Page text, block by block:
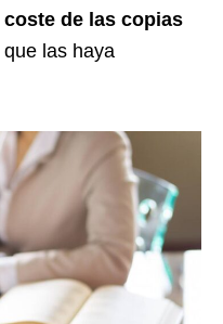
coste de las copias
las haya